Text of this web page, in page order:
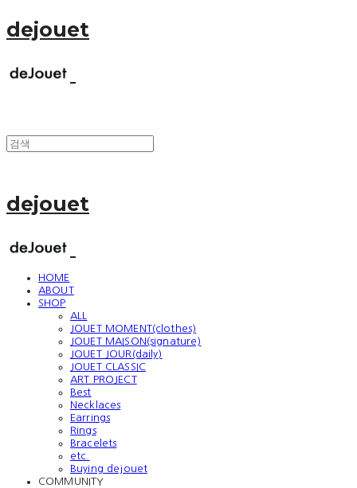
dejouet
dejouet
HOME
ABOUT
SHOP
ALL
JOUET MOMENT(clothes)
JOUET MAISON(signature)
JOUET JOUR(daily)
JOUET CLASSIC
ART PROJECT
Best
Necklaces
Earrings
Rings
Bracelets
etc.
Buying dejouet
COMMUNITY